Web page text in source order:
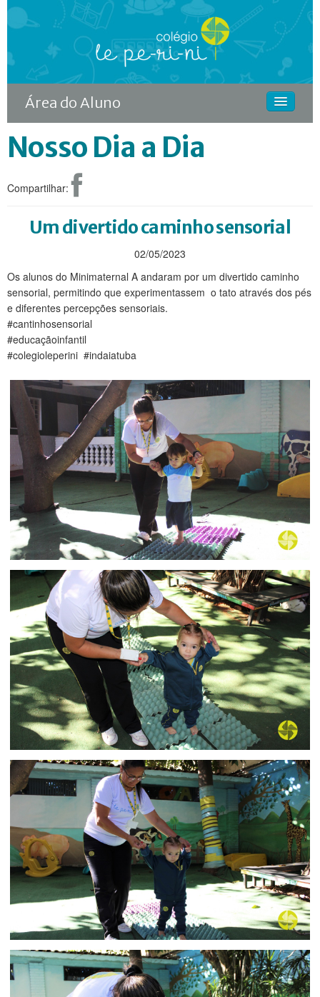
Área do Aluno
CURSOS
DIFERENCIAIS
MATRÍCULA
CONTINUIDADE RODIN
CONTATO
Nosso Dia a Dia
Compartilhar:
Um divertido caminho sensorial
02/05/2023
Os alunos do Minimaternal A andaram por um divertido caminho
sensorial, permitindo que experimentassem o tato através dos pés
e diferentes percepções sensoriais.
#cantinhosensorial
#educaçãoinfantil
#colegioleperini #indaiatuba